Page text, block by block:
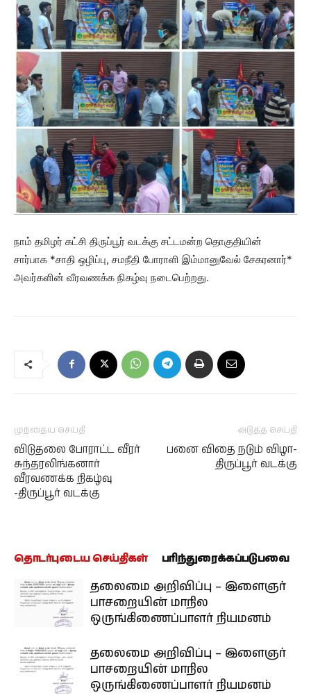
நாம் தமிழர் கட்சி திருப்பூர் வடக்கு சட்டமன்ற தொகுதியின்
சார்பாக *சாதி ஒழிப்பு, சமநீதி போராளி இம்மானுவேல் சேகரனார்*
அவர்களின் வீரவணக்க நிகழ்வு நடைபெற்றது.
முந்தைய செய்தி
விடுதலை போராட்ட வீரர்
சுந்தரலிங்கனார்
வீரவணக்க நிகழ்வு
-திருப்பூர் வடக்கு
அடுத்த செய்தி
பனை விதை நடும் விழா-
திருப்பூர் வடக்கு
தொடர்புடைய செய்திகள் பரிந்துரைக்கப்படுபவை
தலைமை அறிவிப்பு – இளைஞர்
பாசறையின் மாநில
ஒருங்கிணைப்பாளர் நியமனம்
தலைமை அறிவிப்பு – இளைஞர்
பாசறையின் மாநில
ஒருங்கிணைப்பாளர் நியமனம்